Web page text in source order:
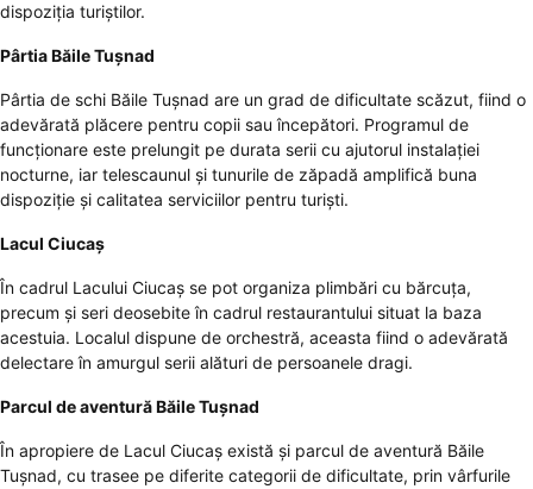
dispoziția turiștilor.
Pârtia Băile Tușnad
Pârtia de schi Băile Tușnad are un grad de dificultate scăzut, fiind o
adevărată plăcere pentru copii sau începători. Programul de
funcționare este prelungit pe durata serii cu ajutorul instalației
nocturne, iar telescaunul și tunurile de zăpadă amplifică buna
dispoziție și calitatea serviciilor pentru turiști.
Lacul Ciucaș
În cadrul Lacului Ciucaș se pot organiza plimbări cu bărcuța,
precum și seri deosebite în cadrul restaurantului situat la baza
acestuia. Localul dispune de orchestră, aceasta fiind o adevărată
delectare în amurgul serii alături de persoanele dragi.
Parcul de aventură Băile Tușnad
În apropiere de Lacul Ciucaș există și parcul de aventură Băile
Tușnad, cu trasee pe diferite categorii de dificultate, prin vârfurile